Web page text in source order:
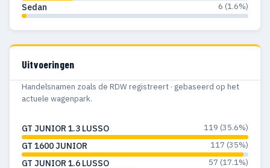
Sedan 6 (1.6%)
Uitvoeringen
Handelsnamen zoals de RDW registreert · gebaseerd op het
actuele wagenpark.
GT JUNIOR 1.3 LUSSO 119 (35.6%)
GT 1600 JUNIOR 117 (35%)
GT JUNIOR 1.6 LUSSO 57 (17.1%)